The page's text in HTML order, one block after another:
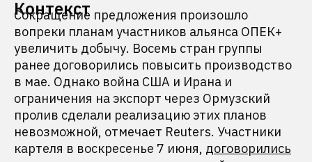
Контекст
Сокращение предложения произошло
вопреки планам участников альянса ОПЕК+
увеличить добычу. Восемь стран группы
ранее договорились повысить производство
в мае. Однако война США и Ирана и
ограничения на экспорт через Ормузский
пролив сделали реализацию этих планов
невозможной, отмечает Reuters. Участники
картеля в воскресенье 7 июня, договорились